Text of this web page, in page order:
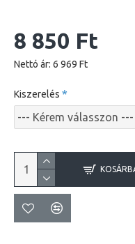
8 850 Ft
Nettó ár: 6 969 Ft
Kiszerelés